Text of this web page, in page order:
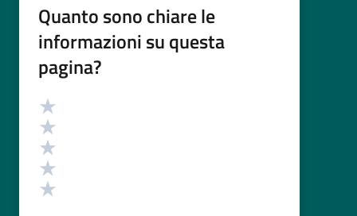
Quanto sono chiare le
informazioni su questa
pagina?
Valutazione